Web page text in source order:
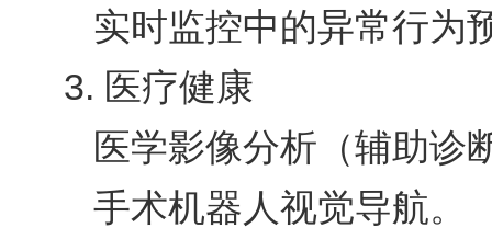
实时监控中的异常行为
3. 医疗健康
医学影像分析（辅助诊
手术机器人视觉导航。